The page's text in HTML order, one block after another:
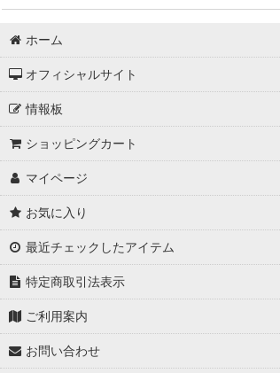
ホーム
オフィシャルサイト
情報板
ショッピングカート
マイページ
お気に入り
最近チェックしたアイテム
特定商取引法表示
ご利用案内
お問い合わせ